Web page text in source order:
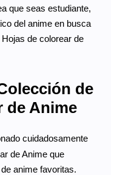
que seas estudiante,
del anime en busca
de colorear de
de
de Anime
cuidadosamente
de Anime que
anime favoritas.